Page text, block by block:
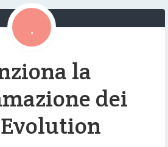
la
dei